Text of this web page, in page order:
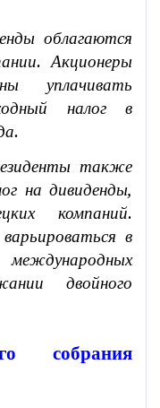
облагаются
Акционеры
уплачивать
налог в
также
на дивиденды,
компаний.
в
двойного
собрания